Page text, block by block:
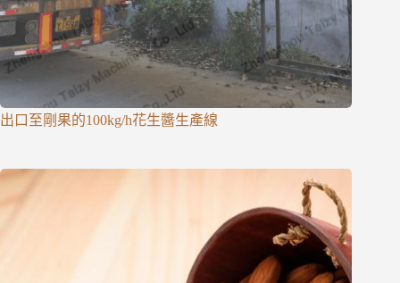
出口至剛果的100kg/h花生醬生產線